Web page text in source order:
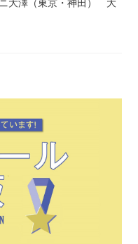
大澤（東京・神田） 大